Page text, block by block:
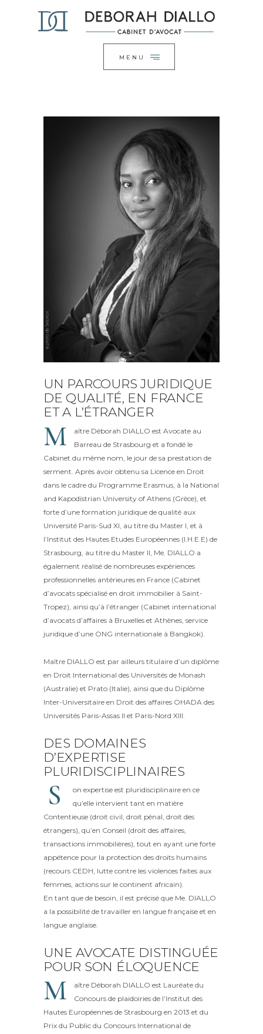
MENU
ACCUEIL
LE CABINET
CONTACT
UN PARCOURS JURIDIQUE
DE QUALITÉ, EN FRANCE
ET A L’ÉTRANGER
M
aître Déborah DIALLO est Avocate au
Barreau de Strasbourg et a fondé le
Cabinet du même nom, le jour de sa prestation de
serment. Après avoir obtenu sa Licence en Droit
dans le cadre du Programme Erasmus, à la National
and Kapodistrian University of Athens (Grèce), et
forte d’une formation juridique de qualité aux
Université Paris-Sud XI, au titre du Master I, et à
l’Institut des Hautes Etudes Européennes (I.H.E.E) de
Strasbourg, au titre du Master II, Me. DIALLO a
également réalisé de nombreuses expériences
professionnelles antérieures en France (Cabinet
d’avocats spécialisé en droit immobilier à Saint-
Tropez), ainsi qu’à l’étranger (Cabinet international
d’avocats d’affaires à Bruxelles et Athènes, service
juridique d’une ONG internationale à Bangkok).
Maître DIALLO est par ailleurs titulaire d’un diplôme
en Droit International des Universités de Monash
(Australie) et Prato (Italie), ainsi que du Diplôme
Inter-Universitaire en Droit des affaires OHADA des
Universités Paris-Assas II et Paris-Nord XIII.
DES DOMAINES
D’EXPERTISE
PLURIDISCIPLINAIRES
S
on expertise est pluridisciplinaire en ce
qu’elle intervient tant en matière
Contentieuse (droit civil, droit pénal, droit des
étrangers), qu’en Conseil (droit des affaires,
transactions immobilières), tout en ayant une forte
appétence pour la protection des droits humains
(recours CEDH, lutte contre les violences faites aux
femmes, actions sur le continent africain).
En tant que de besoin, il est précisé que Me. DIALLO
a la possibilité de travailler en langue française et en
langue anglaise.
UNE AVOCATE DISTINGUÉE
POUR SON ÉLOQUENCE
M
aître Déborah DIALLO est Lauréate du
Concours de plaidoiries de l’Institut des
Hautes Européennes de Strasbourg en 2013 et du
Prix du Public du Concours International de